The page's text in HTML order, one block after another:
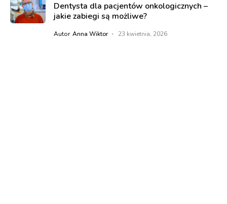
Dentysta dla pacjentów onkologicznych –
jakie zabiegi są możliwe?
Autor Anna Wiktor 23 kwietnia, 2026